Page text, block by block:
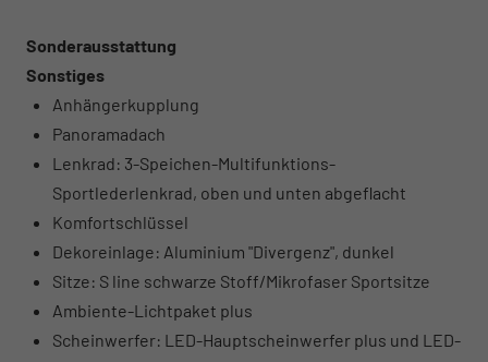
Sonderausstattung
Sonstiges
Anhängerkupplung
Panoramadach
Lenkrad: 3-Speichen-Multifunktions-
Sportlederlenkrad, oben und unten abgeflacht
Komfortschlüssel
Dekoreinlage: Aluminium "Divergenz", dunkel
Sitze: S line schwarze Stoff/Mikrofaser Sportsitze
Ambiente-Lichtpaket plus
Scheinwerfer: LED-Hauptscheinwerfer plus und LED-